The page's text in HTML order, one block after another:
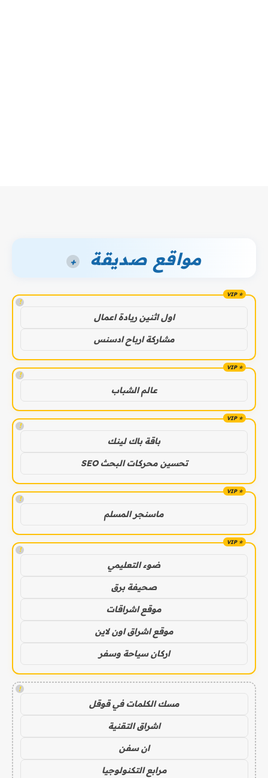
مواقع صديقة +
!
اول اثنين ريادة اعمال
مشاركة ارباح ادسنس
!
عالم الشباب
!
باقة باك لينك
تحسين محركات البحث SEO
!
ماسنجر المسلم
!
ضوء التعليمي
صحيفة برق
موقع اشراقات
موقع اشراق اون لاين
اركان سياحة وسفر
!
مسك الكلمات في قوقل
اشراق التقنية
ان سفن
مرابع التكنولوجيا